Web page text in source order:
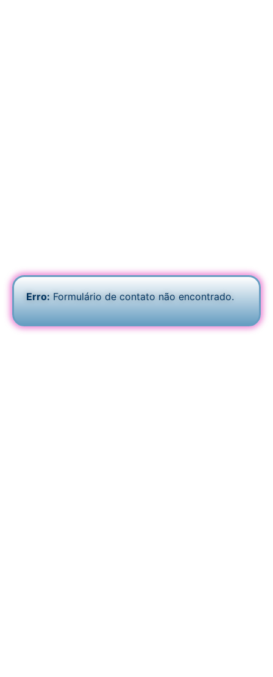
Erro:Formulário de contato não encontrado.